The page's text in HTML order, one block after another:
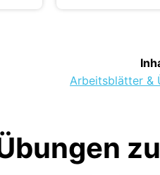
Arbeitsblätter &